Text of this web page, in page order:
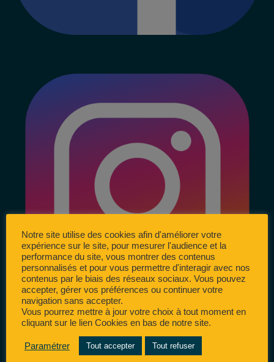
Notre site utilise des cookies afin d'améliorer votre
expérience sur le site, pour mesurer l'audience et la
performance du site, vous montrer des contenus
personnalisés et pour vous permettre d'interagir avec nos
contenus par le biais des réseaux sociaux. Vous pouvez
accepter, gérer vos préférences ou continuer votre
navigation sans accepter.
Vous pourrez mettre à jour votre choix à tout moment en
cliquant sur le lien Cookies en bas de notre site.
Paramétrer Tout accepter Tout refuser